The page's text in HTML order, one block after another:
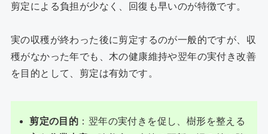
剪定による負担が少なく、回復も早いのが特徴です。
実の収穫が終わった後に剪定するのが一般的ですが、収
穫がなかった年でも、木の健康維持や翌年の実付き改善
を目的として、剪定は有効です。
剪定の目的 ：翌年の実付きを促し、樹形を整える